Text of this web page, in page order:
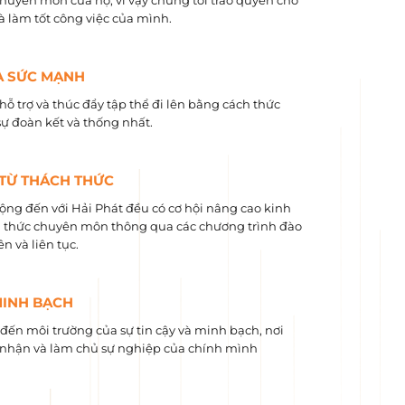
làm tốt công việc của mình.
SỨC MẠNH
trợ và thúc đẩy tập thể đi lên bằng cách thức
đoàn kết và thống nhất.
THÁCH THỨC
đến với Hải Phát đều có cơ hội nâng cao kinh
chuyên môn thông qua các chương trình đào
và liên tục.
BẠCH
môi trường của sự tin cậy và minh bạch, nơi
và làm chủ sự nghiệp của chính mình